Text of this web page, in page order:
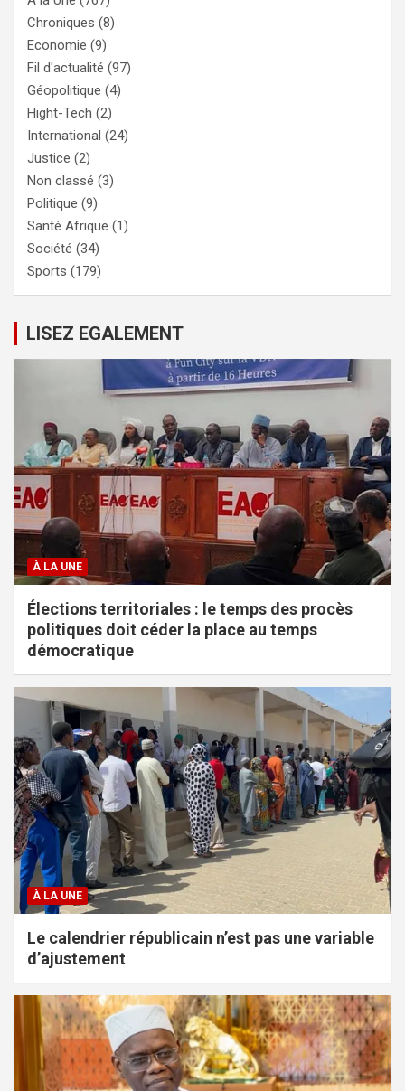
Chroniques (8)
Economie (9)
Fil d'actualité (97)
Géopolitique (4)
Hight-Tech (2)
International (24)
Justice (2)
Non classé (3)
Politique (9)
Santé Afrique (1)
Société (34)
Sports (179)
LISEZ EGALEMENT
À LA UNE
Élections territoriales : le temps des procès
politiques doit céder la place au temps
démocratique
À LA UNE
Le calendrier républicain n’est pas une variable
d’ajustement